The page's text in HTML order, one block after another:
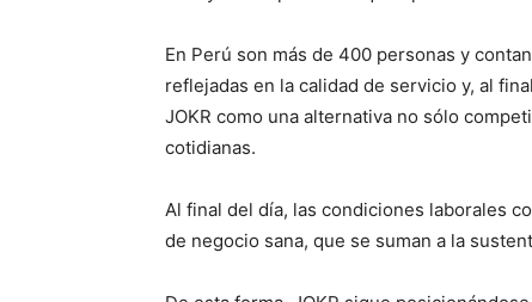
En Perú son más de 400 personas y
reflejadas en la calidad de servicio y, al
JOKR como una alternativa no sólo
cotidianas.
Al final del día, las condiciones laborales
de negocio sana, que se suman a la